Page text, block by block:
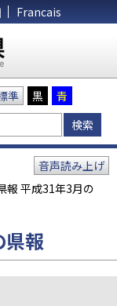
Francais
準 黒 青
報 平成31年3月の
音声読み上げ
県報